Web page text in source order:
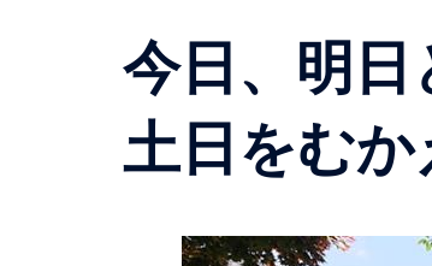
今日、明
土日をむか